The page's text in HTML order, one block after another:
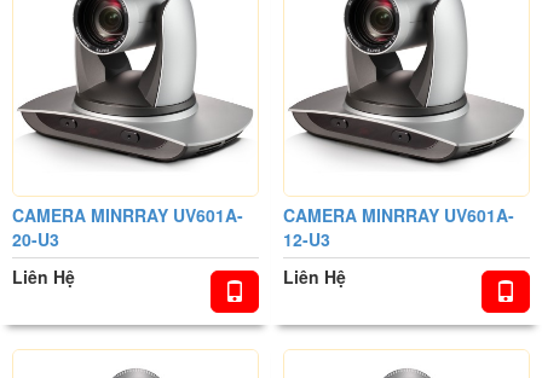
CAMERA MINRRAY UV601A-
20-U3
Liên Hệ
CAMERA MINRRAY UV601A-
12-U3
Liên Hệ